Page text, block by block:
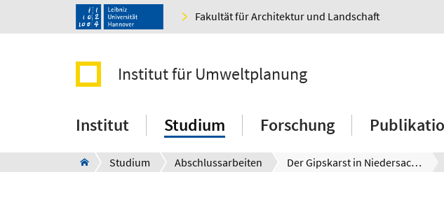
Fakultät für Architektur und Landschaft
Institut für Umweltplanung
Institut Studium Forschung
Studium Abschlussarbeiten Der Gipskarst in Niedersachsen – Untersuchung zu Flächenkonflikten und Ausarbeitung von Handlungsempfehlungen für das Südharzvorland/ The Gypsum Karst in Lower Saxony – Investigation of land conflicts and development of recommendations for action for the Southern Harz foreland.